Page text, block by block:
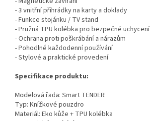
- 3 vnitřní přihrádky na karty a doklady
- Funkce stojánku / TV stand
- Pružná TPU kolébka pro bezpečné uchycení
- Ochrana proti poškrábání a nárazům
- Pohodlné každodenní používání
- Stylové a praktické provedení
Specifikace produktu:
Modelová řada: Smart TENDER
Typ: Knížkové pouzdro
Materiál: Eko kůže + TPU kolébka